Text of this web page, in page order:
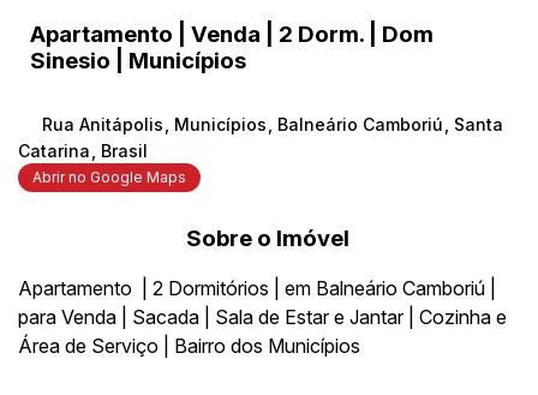
Apartamento | Venda | 2 Dorm. | Dom
Sinesio | Municípios
Rua Anitápolis Municípios Balneário Camboriú
Santa
Catarina
Brasil
Abrir no Google Maps
Sobre o Imóvel
Apartamento | 2 Dormitórios | em Balneário Camboriú |
para Venda | Sacada | Sala de Estar e Jantar | Cozinha e
Área de Serviço | Bairro dos Municípios